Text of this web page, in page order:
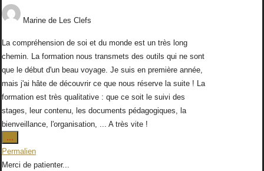
Marine de Les Clefs
La compréhension de soi et du monde est un très long
chemin. La formation nous transmets des outils qui ne sont
que le début d'un beau voyage. Je suis en première année,
mais j'ai hâte de découvrir ce que nous réserve la suite ! La
formation est très qualitative : que ce soit le suivi des
stages, leur contenu, les documents pédagogiques, la
bienveillance, l'organisation, ... A très vite !
...
cette
boîte
méta.
Permalien
Merci de patienter...